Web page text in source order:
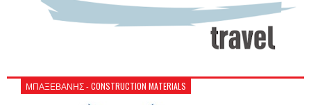
ΜΠΑΞΕΒΑΝΗΣ - CONSTRUCTION MATERIALS